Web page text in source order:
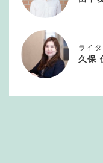
ライタ
久保